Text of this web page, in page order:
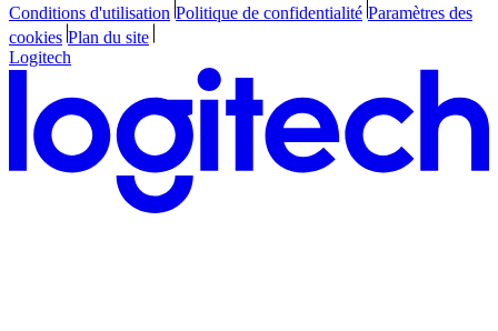
Conditions d'utilisation Politique de confidentialité Paramètres des
cookies Plan du site
Logitech